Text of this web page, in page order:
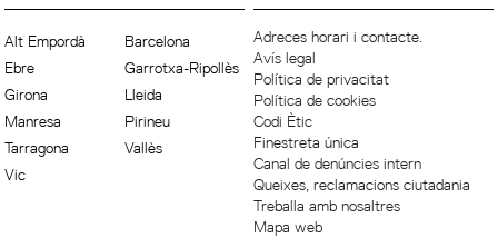
Alt Empordà
Barcelona
Ebre
Garrotxa-Ripollès
Girona
Lleida
Manresa
Pirineu
Tarragona
Vallès
Vic
Adreces horari i contacte.
Avís legal
Política de privacitat
Política de cookies
Codi Ètic
Finestreta única
Canal de denúncies intern
Queixes, reclamacions ciutadania
Treballa amb nosaltres
Mapa web